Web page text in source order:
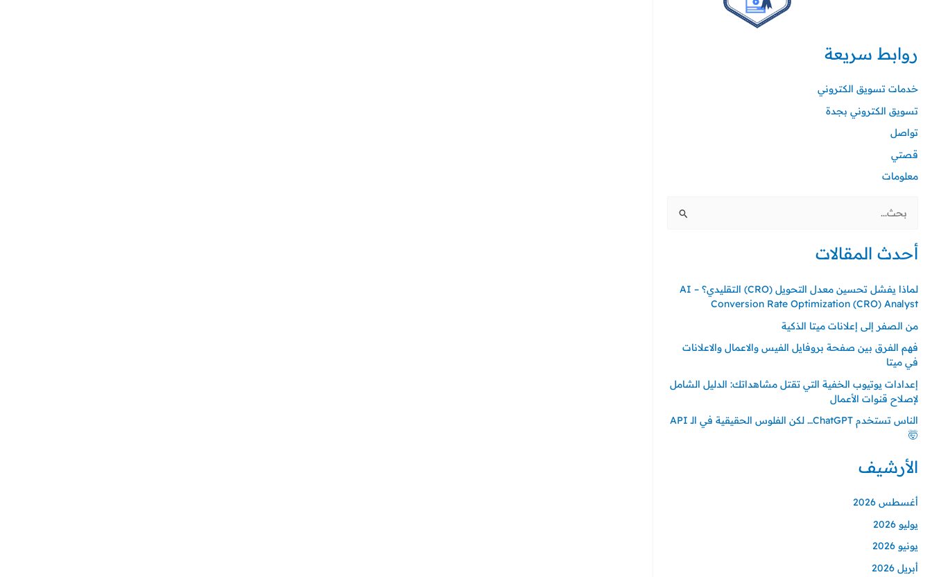
روابط سريعة
خدمات تسويق الكتروني
تسويق الكتروني بجدة
تواصل
قصتي
معلومات
البحث
أحدث المقالات
لماذا يفشل تحسين معدل التحويل (CRO) التقليدي؟ – AI
Conversion Rate Optimization (CRO) Analyst
من الصفر إلى إعلانات ميتا الذكية
فهم الفرق بين صفحة بروفايل الفيس والاعمال والاعلانات
في ميتا
إعدادات يوتيوب الخفية التي تقتل مشاهداتك: الدليل الشامل
لإصلاح قنوات الأعمال
الناس تستخدم ChatGPT… لكن الفلوس الحقيقية في الـ API
🤯
الأرشيف
أغسطس 2026
يوليو 2026
يونيو 2026
أبريل 2026